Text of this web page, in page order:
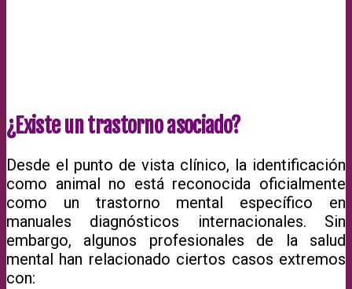
¿Existe un trastorno asociado?
Desde el punto de vista clínico, la identificación
como animal no está reconocida oficialmente
como un trastorno mental específico en
manuales diagnósticos internacionales. Sin
embargo, algunos profesionales de la salud
mental han relacionado ciertos casos extremos
con: